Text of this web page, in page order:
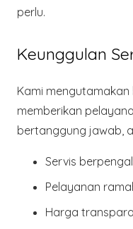
perlu.
Keunggulan
Kami
memberikan
bertanggung jawab,
Servis
Pelayanan
Harga